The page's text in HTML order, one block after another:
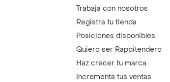
Trabaja con nosotros
Registra tu tienda
Posiciones disponibles
Quiero ser Rappitendero
Haz crecer tu marca
Incrementa tus ventas